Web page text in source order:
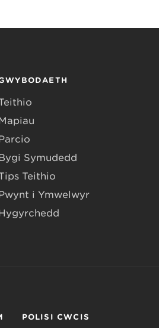
Symudedd
Teithio
i Ymwelwyr
POLISI CWCIS